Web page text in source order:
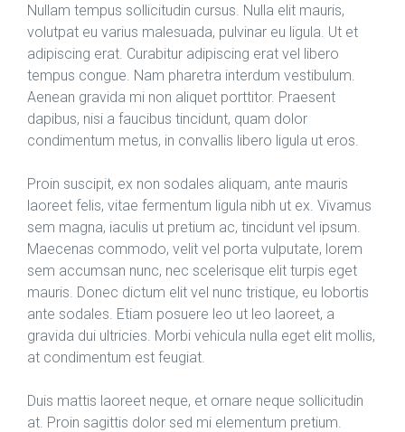
Nullam tempus sollicitudin cursus. Nulla elit mauris,
volutpat eu varius malesuada, pulvinar eu ligula. Ut et
adipiscing erat. Curabitur adipiscing erat vel libero
tempus congue. Nam pharetra interdum vestibulum.
Aenean gravida mi non aliquet porttitor. Praesent
dapibus, nisi a faucibus tincidunt, quam dolor
condimentum metus, in convallis libero ligula ut eros.
Proin suscipit, ex non sodales aliquam, ante mauris
laoreet felis, vitae fermentum ligula nibh ut ex. Vivamus
sem magna, iaculis ut pretium ac, tincidunt vel ipsum.
Maecenas commodo, velit vel porta vulputate, lorem
sem accumsan nunc, nec scelerisque elit turpis eget
mauris. Donec dictum elit vel nunc tristique, eu lobortis
ante sodales. Etiam posuere leo ut leo laoreet, a
gravida dui ultricies. Morbi vehicula nulla eget elit mollis,
at condimentum est feugiat.
Duis mattis laoreet neque, et ornare neque sollicitudin
at. Proin sagittis dolor sed mi elementum pretium.